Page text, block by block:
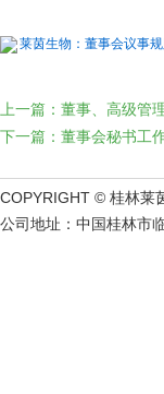
莱茵生物：董事会议事
上一篇：董事、高级管
下一篇：董事会秘书工
COPYRIGHT © 桂林莱
公司地址：中国桂林市